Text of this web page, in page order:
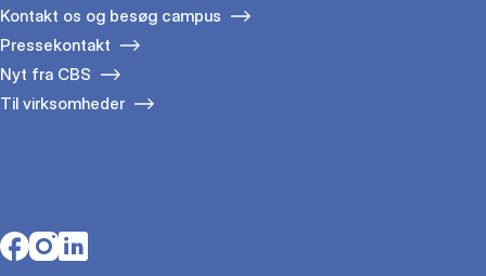
Kontakt os og besøg campus
Pressekontakt
Nyt fra CBS
Til virksomheder
Opens in a new tab
Opens in a new tab
Opens in a new tab